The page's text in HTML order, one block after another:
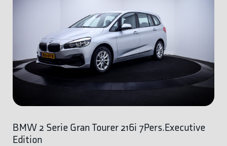
BMW 2 Serie Gran Tourer 216i 7Pers.Executive
Edition